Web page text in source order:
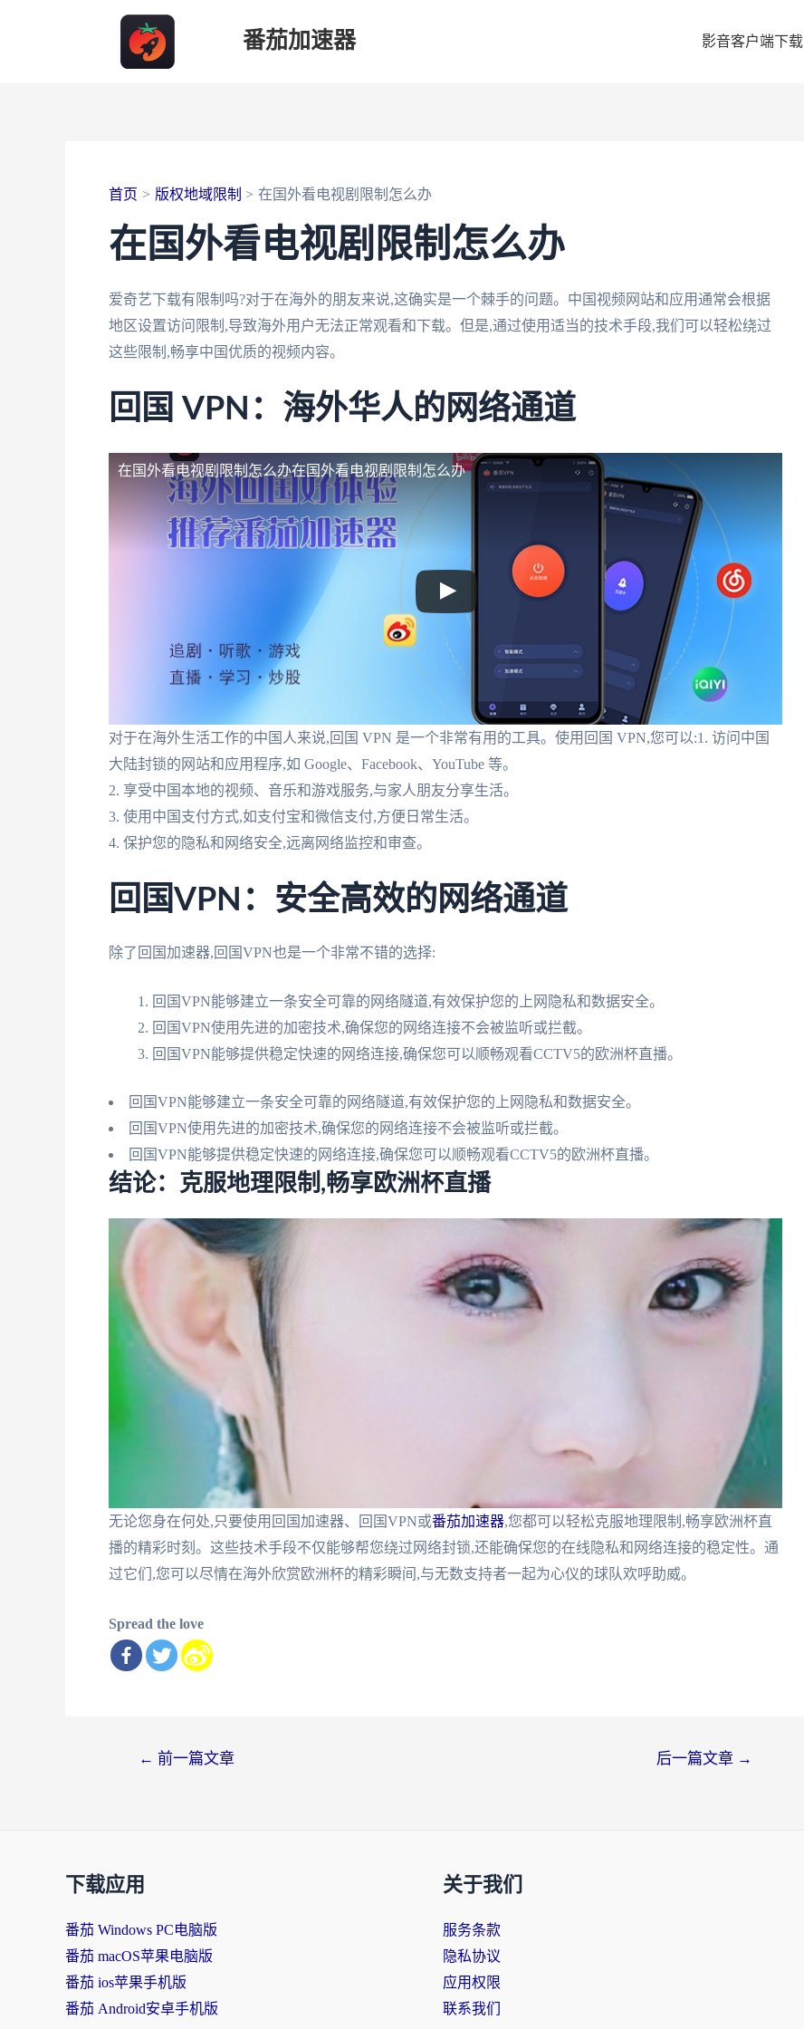
番茄加速器 影音客户端下载
首页 版权地域限制 在国外看电视剧限制怎么办
在国外看电视剧限制怎么办
爱奇艺下载有限制吗?对于在海外的朋友来说,这确实是一个棘手的问题。中国视频网站和应用通常会根据
地区设置访问限制,导致海外用户无法正常观看和下载。但是,通过使用适当的技术手段,我们可以轻松绕过
这些限制,畅享中国优质的视频内容。
回国 VPN：海外华人的网络通道
在国外看电视剧限制怎么办在国外看电视剧限制怎么办
对于在海外生活工作的中国人来说,回国 VPN 是一个非常有用的工具。使用回国 VPN,您可以:1. 访问中国
大陆封锁的网站和应用程序,如 Google、Facebook、YouTube 等。
2. 享受中国本地的视频、音乐和游戏服务,与家人朋友分享生活。
3. 使用中国支付方式,如支付宝和微信支付,方便日常生活。
4. 保护您的隐私和网络安全,远离网络监控和审查。
回国VPN：安全高效的网络通道
除了回国加速器,回国VPN也是一个非常不错的选择:
回国VPN能够建立一条安全可靠的网络隧道,有效保护您的上网隐私和数据安全。
回国VPN使用先进的加密技术,确保您的网络连接不会被监听或拦截。
回国VPN能够提供稳定快速的网络连接,确保您可以顺畅观看CCTV5的欧洲杯直播。
回国VPN能够建立一条安全可靠的网络隧道,有效保护您的上网隐私和数据安全。
回国VPN使用先进的加密技术,确保您的网络连接不会被监听或拦截。
回国VPN能够提供稳定快速的网络连接,确保您可以顺畅观看CCTV5的欧洲杯直播。
结论：克服地理限制,畅享欧洲杯直播
无论您身在何处,只要使用回国加速器、回国VPN或番茄加速器,您都可以轻松克服地理限制,畅享欧洲杯直
播的精彩时刻。这些技术手段不仅能够帮您绕过网络封锁,还能确保您的在线隐私和网络连接的稳定性。通
过它们,您可以尽情在海外欣赏欧洲杯的精彩瞬间,与无数支持者一起为心仪的球队欢呼助威。
Spread the love
← 前一篇文章 后一篇文章 →
下载应用
番茄 Windows PC电脑版
番茄 macOS苹果电脑版
番茄 ios苹果手机版
番茄 Android安卓手机版
关于我们
服务条款
隐私协议
应用权限
联系我们